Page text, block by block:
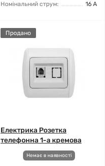
Номінальний струм:
16 А
Продано
Електрика Розетка
телефонна 1-а кремова
Немає в наявності